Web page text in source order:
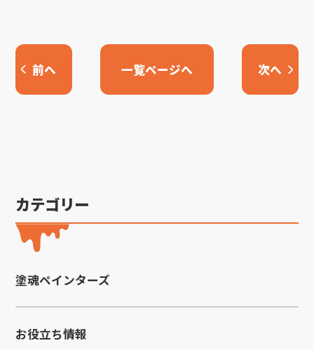
前へ 一覧ページへ 次へ
カテゴリー
塗魂ペインターズ
お役立ち情報